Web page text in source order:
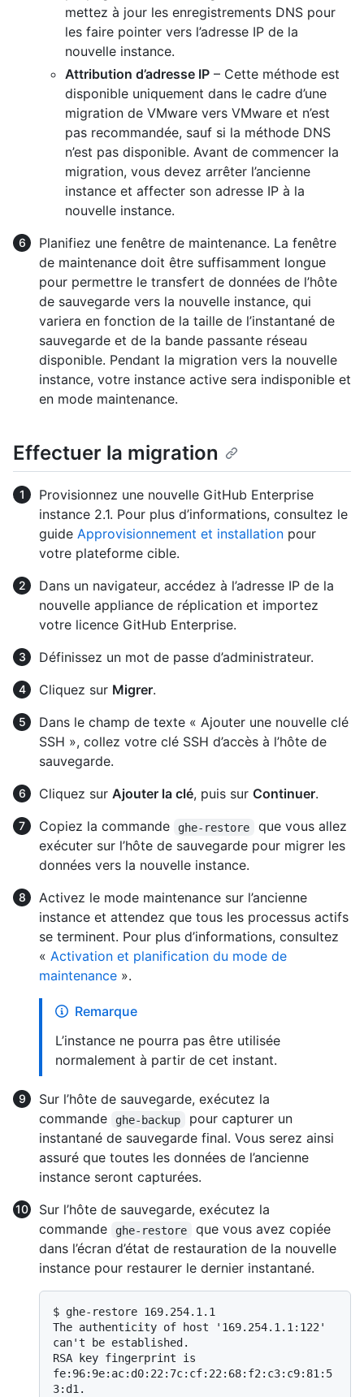
mettez à jour les enregistrements DNS pour
les faire pointer vers l’adresse IP de la
nouvelle instance.
Attribution d’adresse IP – Cette méthode est
disponible uniquement dans le cadre d’une
migration de VMware vers VMware et n’est
pas recommandée, sauf si la méthode DNS
n’est pas disponible. Avant de commencer la
migration, vous devez arrêter l’ancienne
instance et affecter son adresse IP à la
nouvelle instance.
Planifiez une fenêtre de maintenance. La fenêtre
de maintenance doit être suffisamment longue
pour permettre le transfert de données de l’hôte
de sauvegarde vers la nouvelle instance, qui
variera en fonction de la taille de l’instantané de
sauvegarde et de la bande passante réseau
disponible. Pendant la migration vers la nouvelle
instance, votre instance active sera indisponible et
en mode maintenance.
Effectuer la migration
Provisionnez une nouvelle GitHub Enterprise
instance 2.1. Pour plus d’informations, consultez le
guide Approvisionnement et installation pour
votre plateforme cible.
Dans un navigateur, accédez à l’adresse IP de la
nouvelle appliance de réplication et importez
votre licence GitHub Enterprise.
Définissez un mot de passe d’administrateur.
Cliquez sur Migrer.
Dans le champ de texte « Ajouter une nouvelle clé
SSH », collez votre clé SSH d’accès à l’hôte de
sauvegarde.
Cliquez sur Ajouter la clé, puis sur Continuer.
Copiez la commande
ghe-restore
que vous allez
exécuter sur l’hôte de sauvegarde pour migrer les
données vers la nouvelle instance.
Activez le mode maintenance sur l’ancienne
instance et attendez que tous les processus actifs
se terminent. Pour plus d’informations, consultez
« Activation et planification du mode de
maintenance ».
Remarque
L’instance ne pourra pas être utilisée
normalement à partir de cet instant.
Sur l’hôte de sauvegarde, exécutez la
commande
ghe-backup
pour capturer un
instantané de sauvegarde final. Vous serez ainsi
assuré que toutes les données de l’ancienne
instance seront capturées.
Sur l’hôte de sauvegarde, exécutez la
commande
ghe-restore
que vous avez copiée
dans l’écran d’état de restauration de la nouvelle
instance pour restaurer le dernier instantané.
$ ghe-restore 169.254.1.1
The authenticity of host '169.254.1.1:122'
can't be established.
RSA key fingerprint is
fe:96:9e:ac:d0:22:7c:cf:22:68:f2:c3:c9:81:5
3:d1.